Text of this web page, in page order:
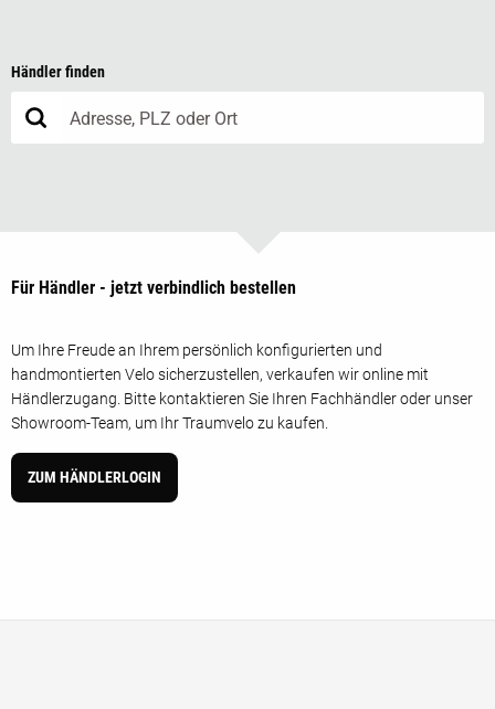
Händler finden
Für Händler - jetzt verbindlich bestellen
Um Ihre Freude an Ihrem persönlich konfigurierten und
handmontierten Velo sicherzustellen, verkaufen wir online mit
Händlerzugang. Bitte kontaktieren Sie Ihren Fachhändler oder unser
Showroom-Team, um Ihr Traumvelo zu kaufen.
ZUM HÄNDLERLOGIN